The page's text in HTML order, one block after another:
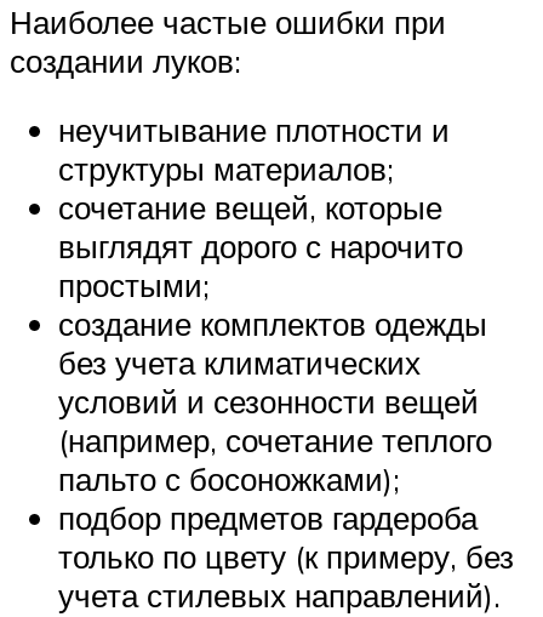
Наиболее частые ошибки при
создании луков:
неучитывание плотности и
структуры материалов;
сочетание вещей, которые
выглядят дорого с нарочито
простыми;
создание комплектов одежды
без учета климатических
условий и сезонности вещей
(например, сочетание теплого
пальто с босоножками);
подбор предметов гардероба
только по цвету (к примеру, без
учета стилевых направлений).